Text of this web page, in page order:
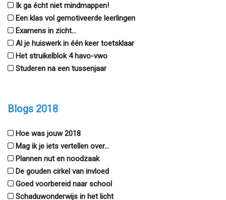
Ik ga écht niet mindmappen!
Een klas vol gemotiveerde leerlingen
Examens in zicht...
Al je huiswerk in één keer toetsklaar
Het struikelblok 4 havo-vwo
Studeren na een tussenjaar
Blogs 2018
Hoe was jouw 2018
Mag ik je iets vertellen over...
Plannen nut en noodzaak
De gouden cirkel van invloed
Goed voorbereid naar school
Schaduwonderwijs in het licht